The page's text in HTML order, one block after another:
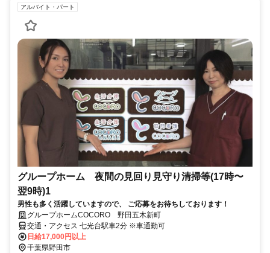
アルバイト・パート
グループホーム 夜間の見回り見守り清掃等(17時〜
翌9時)1
男性も多く活躍していますので、 ご応募をお待ちしております！
グループホームCOCORO 野田五木新町
交通・アクセス 七光台駅車2分 ※車通勤可
日給17,000円以上
千葉県野田市